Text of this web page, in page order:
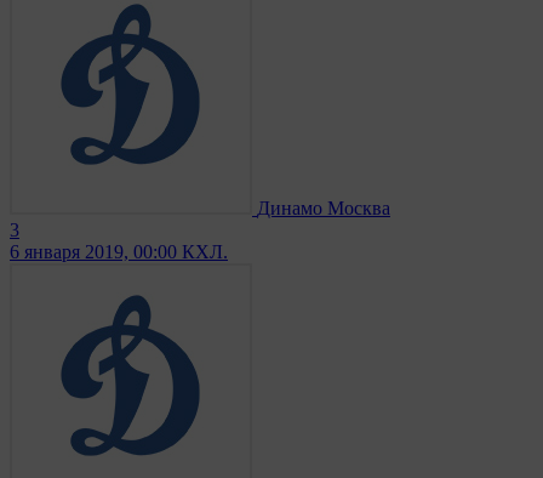
Динамо Москва
3
6 января 2019, 00:00 КХЛ.